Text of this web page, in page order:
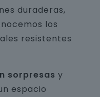
duraderas,
los
resistentes
sorpresas y
espacio